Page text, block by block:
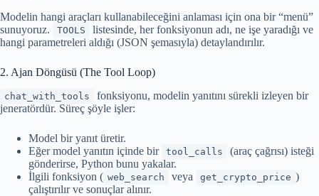
Modelin hangi araçları kullanabileceğini anlaması için ona bir “menü”
sunuyoruz.
TOOLS
listesinde, her fonksiyonun adı, ne işe yaradığı ve
hangi parametreleri aldığı (JSON şemasıyla) detaylandırılır.
2. Ajan Döngüsü (The Tool Loop)
chat_with_tools
fonksiyonu, modelin yanıtını sürekli izleyen bir
jeneratördür. Süreç şöyle işler:
Model bir yanıt üretir.
Eğer model yanıtın içinde bir tool_calls
(araç çağrısı) isteği
gönderirse, Python bunu yakalar.
İlgili fonksiyon ( web_search veya get_crypto_price )
çalıştırılır ve sonuçlar alınır.